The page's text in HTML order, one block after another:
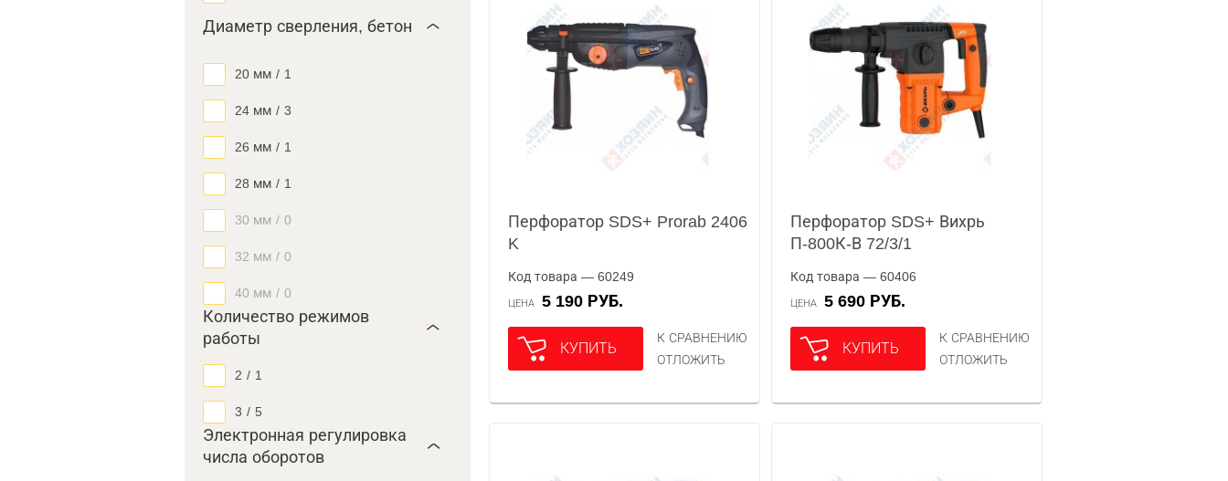
Диаметр сверления, бетон
20 мм / 1
24 мм / 3
26 мм / 1
28 мм / 1
30 мм / 0
32 мм / 0
40 мм / 0
Количество режимов
работы
2 / 1
3 / 5
Электронная регулировка
числа оборотов
Перфоратор SDS+ Prorab 2406
K
Код товара — 60249
ЦЕНА 5 190 РУБ.
КУПИТЬ
К СРАВНЕНИЮ
ОТЛОЖИТЬ
Перфоратор SDS+ Вихрь
П-800К-В 72/3/1
Код товара — 60406
ЦЕНА 5 690 РУБ.
КУПИТЬ
К СРАВНЕНИЮ
ОТЛОЖИТЬ